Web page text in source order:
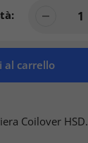
al carrello
Coilover HSD.